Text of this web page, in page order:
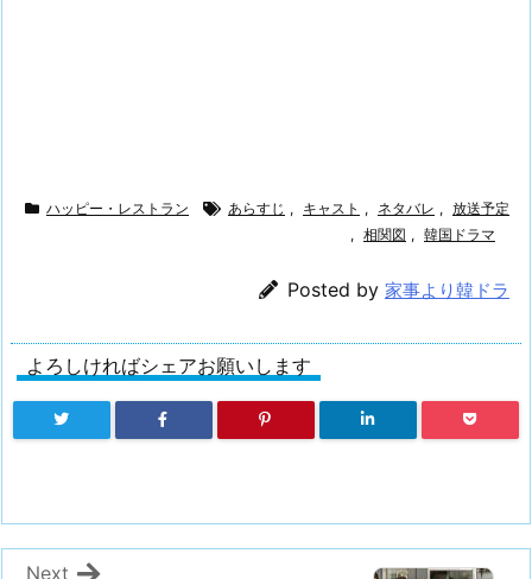
ハッピー・レストラン あらすじ , キャスト , ネタバレ , 放送予定
, 相関図 , 韓国ドラマ
Posted by 家事より韓ドラ
よろしければシェアお願いします
Next